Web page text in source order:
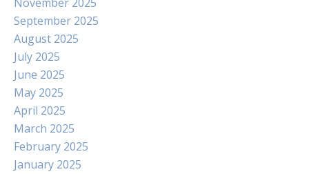
September 2025
August 2025
July 2025
June 2025
May 2025
April 2025
March 2025
February 2025
January 2025